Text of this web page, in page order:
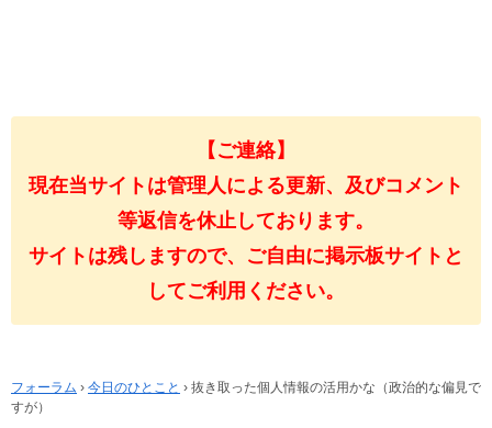
【ご連絡】
現在当サイトは管理人による更新、及びコメント
等返信を休止しております。
サイトは残しますので、ご自由に掲示板サイトと
してご利用ください。
フォーラム › 今日のひとこと › 抜き取った個人情報の活用かな（政治的な偏見で
すが）